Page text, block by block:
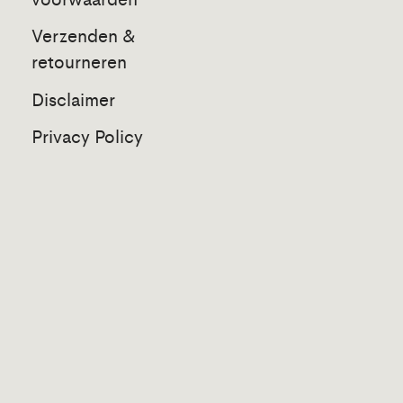
Verzenden &
retourneren
Disclaimer
Privacy Policy